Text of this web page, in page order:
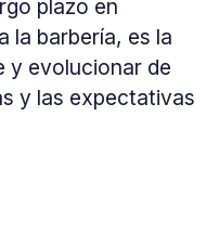
plazo en
la barbería, es la
y evolucionar de
y las expectativas